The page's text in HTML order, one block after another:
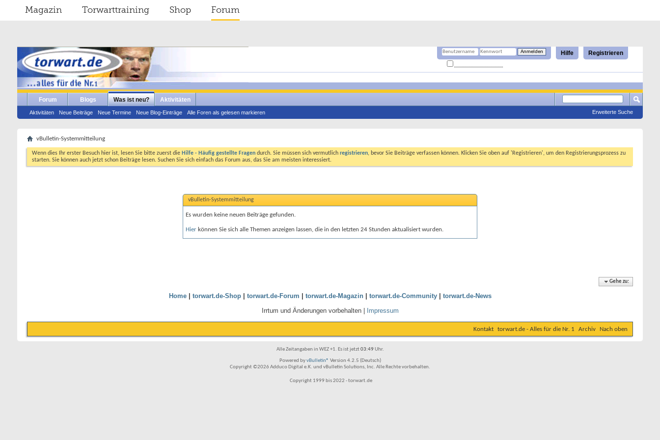
Magazin Torwarttraining Shop Forum
Registrieren
Hilfe
Forum Blogs Was ist neu?
Aktivitäten Neue Beiträge Neue Termine Neue Blog-Einträge Alle Foren als gelesen markieren
Aktivitäten
Erweiterte Suche
vBulletin-Systemmitteilung
Wenn dies Ihr erster Besuch hier ist, lesen Sie bitte zuerst die Hilfe - Häufig gestellte Fragen durch. Sie müssen sich vermutlich registrieren, bevor Sie Beiträge verfassen können. Klicken Sie oben auf 'Registrieren', um den Registrierungsprozess zu
starten. Sie können auch jetzt schon Beiträge lesen. Suchen Sie sich einfach das Forum aus, das Sie am meisten interessiert.
vBulletin-Systemmitteilung
Es wurden keine neuen Beiträge gefunden.
Hier können Sie sich alle Themen anzeigen lassen, die in den letzten 24 Stunden aktualisiert wurden.
Gehe zu:
Home| torwart.de-Shop| torwart.de-Forum torwart.de-Magazin| torwart.de-Community| torwart.de-News
Irrtum und Änderungen vorbehalten |
Impressum
Kontakt torwart.de - Alles für die Nr. 1 Archiv Nach oben
Alle Zeitangaben in WEZ +1. Es ist jetzt03:49Uhr.
Powered byvBulletin® Version 4.2.5 (Deutsch)
Copyright ©2026 Adduco Digital e.K. und vBulletin Solutions, Inc. Alle Rechte vorbehalten.
Copyright 1999 bis 2022 - torwart.de